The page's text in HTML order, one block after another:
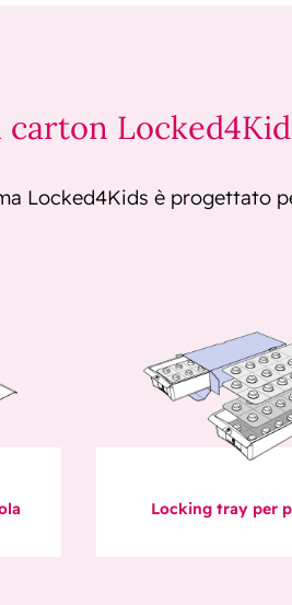
Locked4Kids è progettato
Locking tray per